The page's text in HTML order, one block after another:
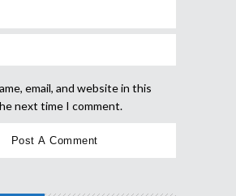
email, and website in this
next time I comment.